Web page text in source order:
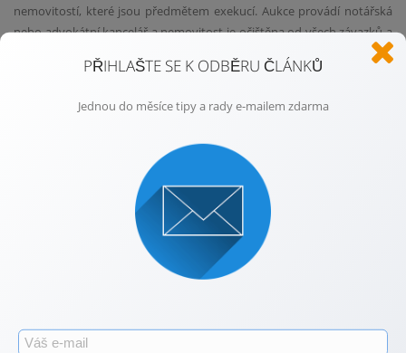
nemovitostí, které jsou předmětem exekucí. Aukce provádí notářská
nebo advokátní kancelář a nemovitost je očištěna od všech závazků a
dluhů. Před samotnou aukcí skládají zájemci tzv. jistinu. Pokud
nedojde ke koupi, jistina se vrací.
Nemovitost je možné k online aukci nabídnout také v tzv. dobrovolné
ONLINE AUKCE ZAJIŠTĚNÁ MAKLÉŘEM
Novinkou jsou aukce, které simulují atmosféru fyzických dražebních
místností. Kupující se jí účastní prostřednictvím streamu na www
stránkách určených k aukci přímo dané konkrétní nemovitosti. Prodej
PRAVIDLA PRO NÁKUP NEMOVITOSTI V AUKCI
PŘIHLAŠTE SE K ODBĚRU ČLÁNKŮ
Jednou do měsíce tipy a rady e-mailem zdarma